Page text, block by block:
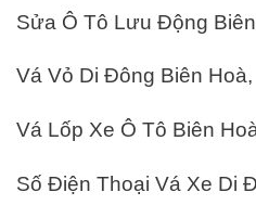
Sửa Ô Tô Lưu Động
Vá Vỏ Di Đông Biên Hoà,
Vá Lốp Xe Ô Tô Biên
Số Điện Thoại Vá Xe Di